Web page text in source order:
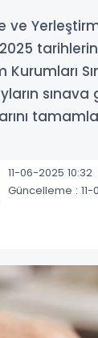
ve
11-06-2025 10:32
Güncelleme : 11-